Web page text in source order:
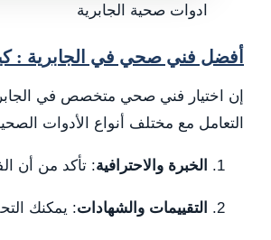
ادوات صحية الجابرية
أفضل فني صحي في الجابرية :
إن اختيار فني صحي متخصص في
التعامل مع مختلف أنواع الأدوات
الخبرة والاحترافية: تأكد من أن
التقييمات والشهادات: يمكنك